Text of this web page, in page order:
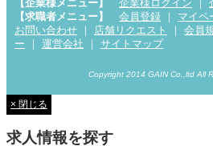
【企業様メニュー】 企業様ログイン ｜
【求職者メニュー】
会員登録 ｜ マイペ
お問い合わせ ｜ 店舗リクエスト ｜ 会員
ー ｜ 運営会社 ｜ サイトマップ
Copyright 2014 GAIN Co.,ltd All
× 閉じる
求人情報を探す